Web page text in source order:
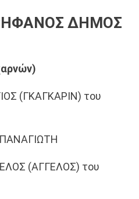
ΔΗΜΟΣ
(ΓΚΑΓΚΑΡΙΝ) του
(ΑΓΓΕΛΟΣ) του